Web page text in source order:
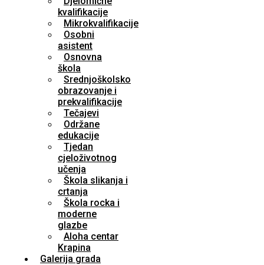
kvalifikacije
Mikrokvalifikacije
Osobni
asistent
Osnovna
škola
Srednjoškolsko
obrazovanje i
prekvalifikacije
Tečajevi
Održane
edukacije
Tjedan
cjeloživotnog
učenja
Škola slikanja i
crtanja
Škola rocka i
moderne
glazbe
Aloha centar
Krapina
Galerija grada